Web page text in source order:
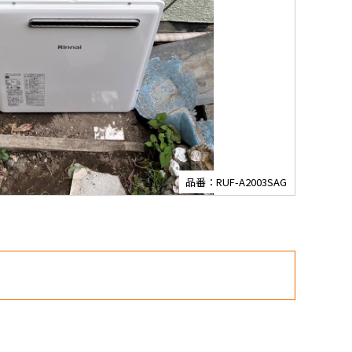
品番：RUF-A2003SAG